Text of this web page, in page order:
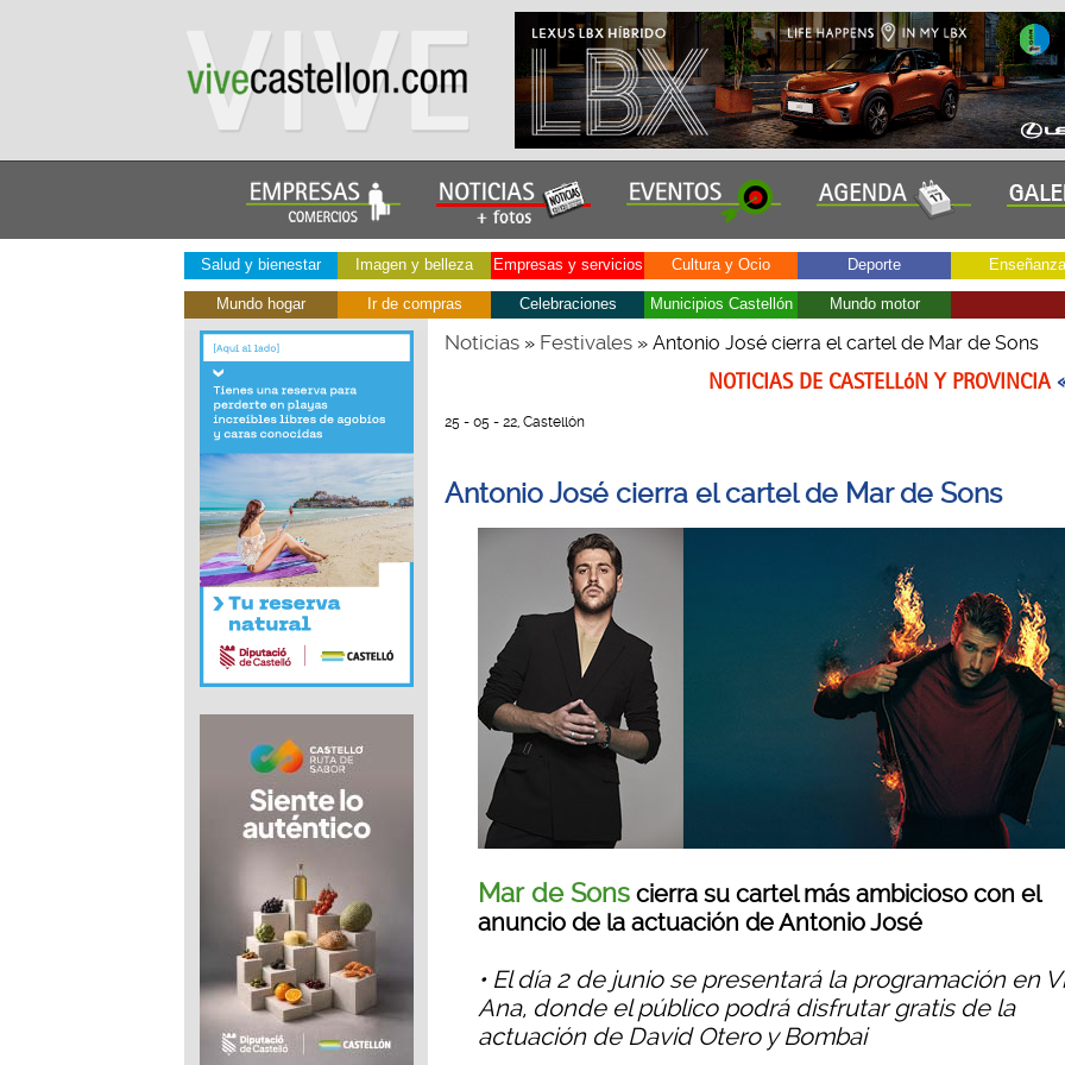
Salud y bienestar Imagen y belleza Empresas y servicios Cultura y Ocio Deporte Enseñanza
Mundo hogar Ir de compras Celebraciones Municipios Castellón Mundo motor
Noticias» Festivales» Antonio José cierra el cartel de Mar de Sons
NOTICIAS DE CASTELLóN Y PROVINCIA
25 - 05 - 22, Castellón
Antonio José cierra el cartel de Mar de Sons
Mar de Sons cierra su cartel más ambicioso con el
anuncio de la actuación de Antonio José
• El día 2 de junio se presentará la programación en
Ana, donde el público podrá disfrutar gratis de la
actuación de David Otero y Bombai